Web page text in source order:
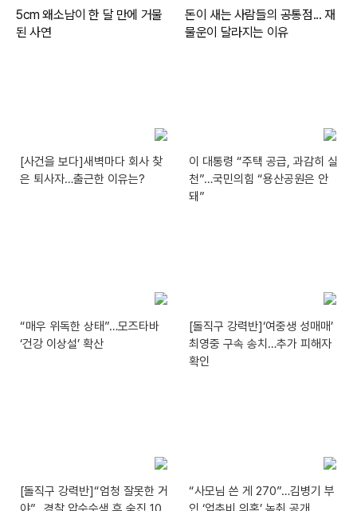
[사건을 보다]새벽마다 회사 찾
은 퇴사자…출근한 이유는?
이 대통령 “주택 공급, 과감히 실
천”…국민의힘 “용산공원은 안
돼”
“매우 위독한 상태”…모즈타바
‘건강 이상설’ 확산
[돌직구 강력반]‘여중생 성매매’
최영중 구속 송치…추가 피해자
확인
[돌직구 강력반]“엄청 잘못한 거
“사모님 쓴 게 270”…김병기 부